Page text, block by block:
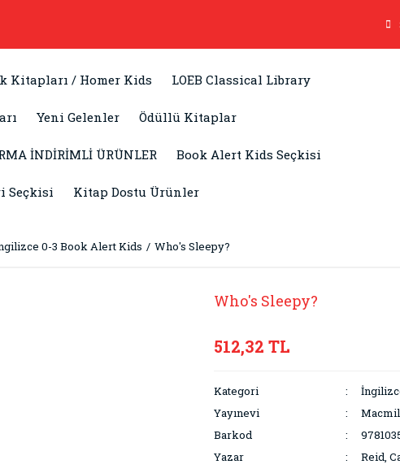
Kitapları / Homer Kids LOEB Classical Library
Yeni Gelenler Ödüllü Kitaplar
İNDİRİMLİ ÜRÜNLER Book Alert Kids Seçkisi
Seçkisi Kitap Dostu Ürünler
0-3 Book Alert Kids Who's Sleepy?
Who's Sleepy?
512,32 TL
Kategori
Yayınevi
Barkod
Yazar
Reid,